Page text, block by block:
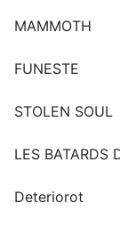
MAMMOTH
FUNESTE
STOLEN SOUL
LES BATARDS
Deteriorot